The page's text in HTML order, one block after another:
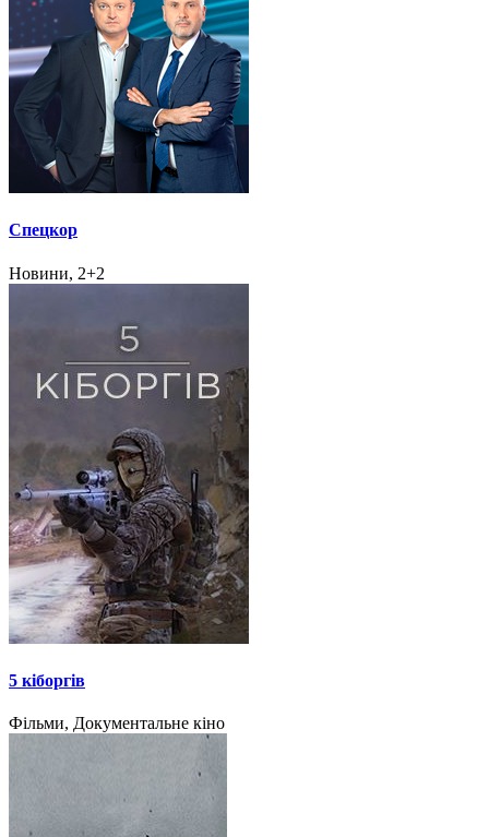
Спецкор
Новини, 2+2
5 кіборгів
Фільми, Документальне кіно